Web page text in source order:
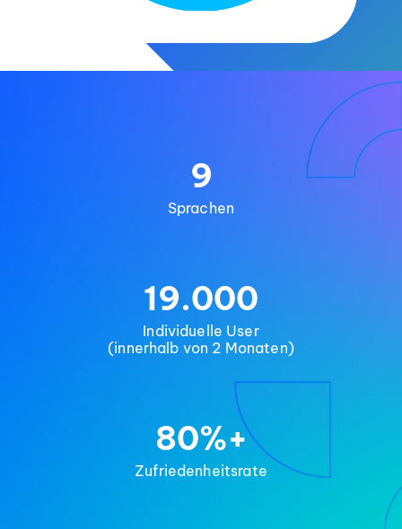
9
Sprachen
19.000
Individuelle User
(innerhalb von 2 Monaten)
80%+
Zufriedenheitsrate